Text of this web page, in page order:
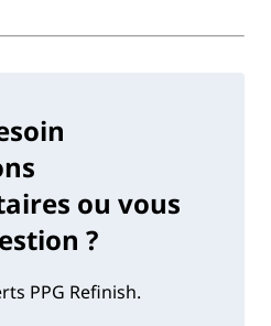
ou vous
?
PPG Refinish.